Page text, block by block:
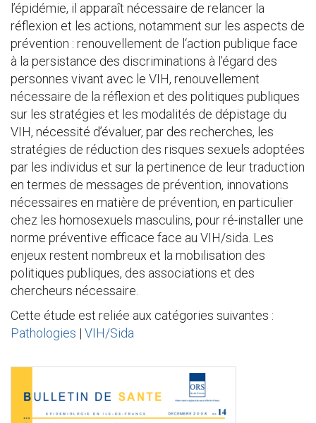
l’épidémie, il apparaît nécessaire de relancer la
réflexion et les actions, notamment sur les aspects de
prévention : renouvellement de l‘action publique face
à la persistance des discriminations à l’égard des
personnes vivant avec le VIH, renouvellement
nécessaire de la réflexion et des politiques publiques
sur les stratégies et les modalités de dépistage du
VIH, nécessité d’évaluer, par des recherches, les
stratégies de réduction des risques sexuels adoptées
par les individus et sur la pertinence de leur traduction
en termes de messages de prévention, innovations
nécessaires en matière de prévention, en particulier
chez les homosexuels masculins, pour ré-installer une
norme préventive efficace face au VIH/sida. Les
enjeux restent nombreux et la mobilisation des
politiques publiques, des associations et des
chercheurs nécessaire.
Cette étude est reliée aux catégories suivantes :
Pathologies | VIH/Sida